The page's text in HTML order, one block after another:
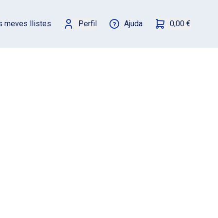
meves llistes Perfil Ajuda 0,00 €